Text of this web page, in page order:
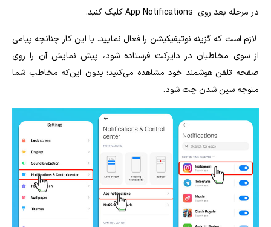
در مرحله بعد روی App Notifications کلیک کنید.
لازم است که گزینه نوتیفیکیشن را فعال نمایید. با این کار چنانچه پیامی
از سوی مخاطبان در دایرکت فرستاده شود، پیش نمایش آن را روی
صفحه تلفن هوشمند خود مشاهده می‌کنید؛ بدون این‌که مخاطب شما
متوجه سین شدن چت شود.